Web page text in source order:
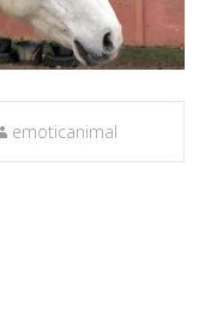
emoticanimal